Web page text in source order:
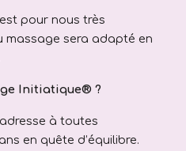
pour nous très
massage sera adapté en
Initiatique® ?
à toutes
en quête d’équilibre.